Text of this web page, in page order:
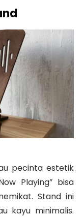
pecinta estetik
Playing” bisa
Stand ini
kayu minimalis.